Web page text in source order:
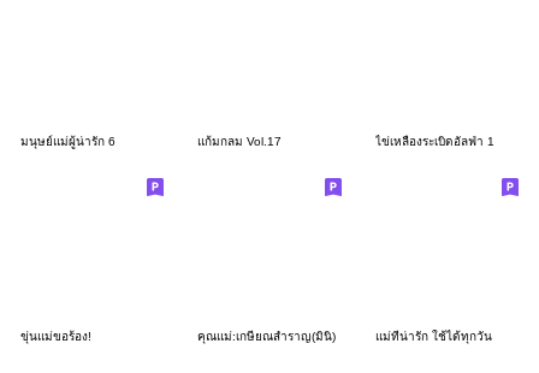
มนุษย์แม่ผู้น่ารัก 6 แก้มกลม Vol.17 ไข่เหลืองระเบิดอัลฟ่า 1
ขุ่นแม่ขอร้อง! คุณแม่:เกษียณสำราญ(มินิ) แม่ที่น่ารัก ใช้ได้ทุกวัน